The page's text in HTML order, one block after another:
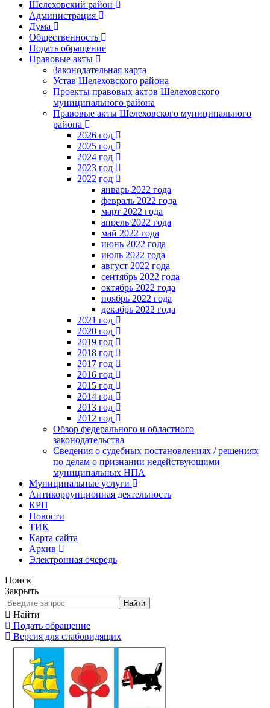
Шелеховский район
Администрация
Дума
Общественность
Подать обращение
Правовые акты
Законодательная карта
Устав Шелеховского района
Проекты правовых актов Шелеховского
муниципального района
Правовые акты Шелеховского муниципального
района
2026 год
2025 год
2024 год
2023 год
2022 год
январь 2022 года
февраль 2022 года
март 2022 года
апрель 2022 года
май 2022 года
июнь 2022 года
июль 2022 года
август 2022 года
сентябрь 2022 года
октябрь 2022 года
ноябрь 2022 года
декабрь 2022 года
2021 год
2020 год
2019 год
2018 год
2017 год
2016 год
2015 год
2014 год
2013 год
2012 год
Обзор федерального и областного
законодательства
Сведения о судебных постановлениях / решениях
по делам о признании недействующими
муниципальных НПА
Муниципальные услуги
Антикоррупционная деятельность
КРП
Новости
ТИК
Карта сайта
Архив
Электронная очередь
Поиск
Закрыть
Найти
Найти
Подать обращение
Версия для слабовидящих